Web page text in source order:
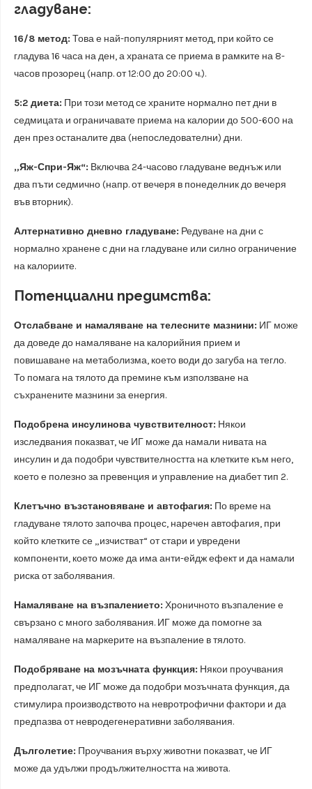
гладуване:
16/8 метод: Това е най-популярният метод, при който се
гладува 16 часа на ден, а храната се приема в рамките на 8-
часов прозорец (напр. от 12:00 до 20:00 ч.).
5:2 диета: При този метод се храните нормално пет дни в
седмицата и ограничавате приема на калории до 500-600 на
ден през останалите два (непоследователни) дни.
„Яж-Спри-Яж“: Включва 24-часово гладуване веднъж или
два пъти седмично (напр. от вечеря в понеделник до вечеря
във вторник).
Алтернативно дневно гладуване: Редуване на дни с
нормално хранене с дни на гладуване или силно ограничение
на калориите.
Потенциални предимства:
Отслабване и намаляване на телесните мазнини: ИГ може
да доведе до намаляване на калорийния прием и
повишаване на метаболизма, което води до загуба на тегло.
То помага на тялото да премине към използване на
съхранените мазнини за енергия.
Подобрена инсулинова чувствителност: Някои
изследвания показват, че ИГ може да намали нивата на
инсулин и да подобри чувствителността на клетките към него,
което е полезно за превенция и управление на диабет тип 2.
Клетъчно възстановяване и автофагия: По време на
гладуване тялото започва процес, наречен автофагия, при
който клетките се „изчистват“ от стари и увредени
компоненти, което може да има анти-ейдж ефект и да намали
риска от заболявания.
Намаляване на възпалението: Хроничното възпаление е
свързано с много заболявания. ИГ може да помогне за
намаляване на маркерите на възпаление в тялото.
Подобряване на мозъчната функция: Някои проучвания
предполагат, че ИГ може да подобри мозъчната функция, да
стимулира производството на невротрофични фактори и да
предпазва от невродегенеративни заболявания.
Дълголетие: Проучвания върху животни показват, че ИГ
може да удължи продължителността на живота.